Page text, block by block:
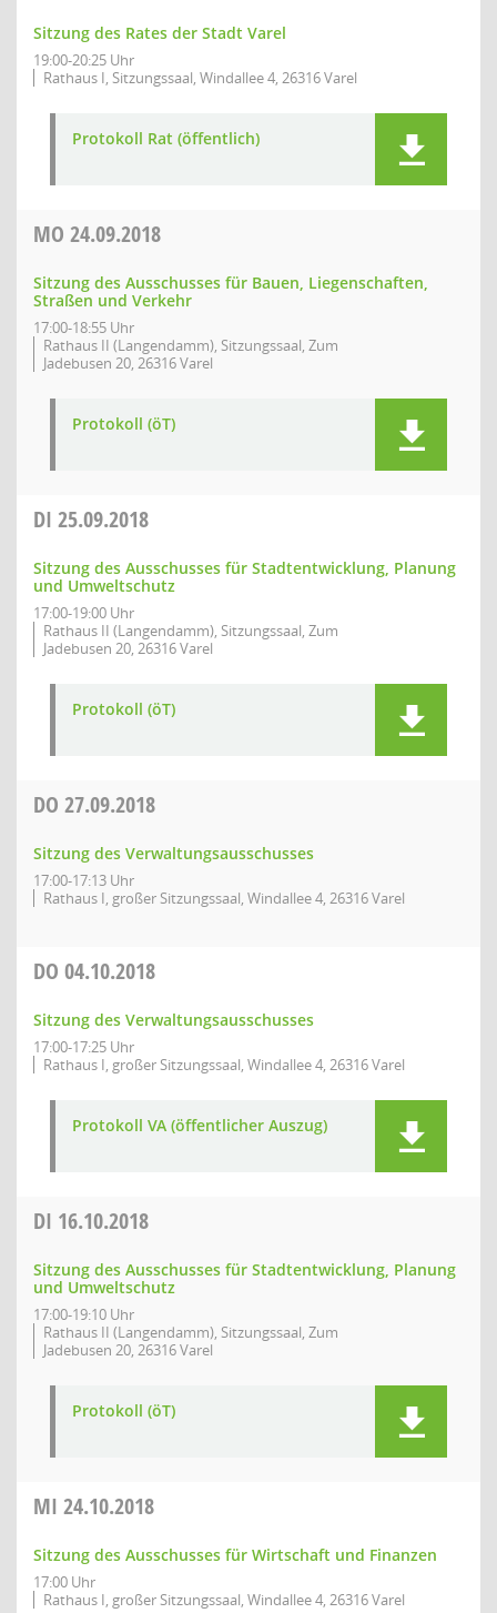
Sitzung des Rates der Stadt Varel
19:00-20:25 Uhr
Rathaus I, Sitzungssaal, Windallee 4, 26316 Varel
Protokoll Rat (öffentlich)
MO 24.09.2018
Sitzung des Ausschusses für Bauen, Liegenschaften,
Straßen und Verkehr
17:00-18:55 Uhr
Rathaus II (Langendamm), Sitzungssaal, Zum
Jadebusen 20, 26316 Varel
Protokoll (öT)
DI 25.09.2018
Sitzung des Ausschusses für Stadtentwicklung, Planung
und Umweltschutz
17:00-19:00 Uhr
Rathaus II (Langendamm), Sitzungssaal, Zum
Jadebusen 20, 26316 Varel
Protokoll (öT)
DO 27.09.2018
Sitzung des Verwaltungsausschusses
17:00-17:13 Uhr
Rathaus I, großer Sitzungssaal, Windallee 4, 26316 Varel
DO 04.10.2018
Sitzung des Verwaltungsausschusses
17:00-17:25 Uhr
Rathaus I, großer Sitzungssaal, Windallee 4, 26316 Varel
Protokoll VA (öffentlicher Auszug)
DI 16.10.2018
Sitzung des Ausschusses für Stadtentwicklung, Planung
und Umweltschutz
17:00-19:10 Uhr
Rathaus II (Langendamm), Sitzungssaal, Zum
Jadebusen 20, 26316 Varel
Protokoll (öT)
MI 24.10.2018
Sitzung des Ausschusses für Wirtschaft und Finanzen
17:00 Uhr
Rathaus I, großer Sitzungssaal, Windallee 4, 26316 Varel